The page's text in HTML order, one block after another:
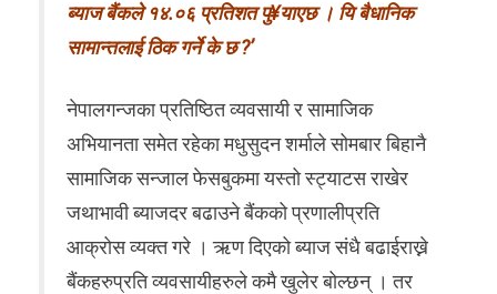
ब्याज बैंकले १४.०६ प्रतिशत पु¥याएछ । यि बैधानिक
सामान्तलाई ठिक गर्ने के छ ?’
नेपालगन्जका प्रतिष्ठित व्यवसायी र सामाजिक
अभियानता समेत रहेका मधुसुदन शर्माले सोमबार बिहानै
सामाजिक सन्जाल फेसबुकमा यस्तो स्ट्याटस राखेर
जथाभावी ब्याजदर बढाउने बैंकको प्रणालीप्रति
आक्रोस व्यक्त गरे । ऋण दिएको ब्याज संधै बढाईराख्ने
बैंकहरुप्रति व्यवसायीहरुले कमै खुलेर बोल्छन् । तर